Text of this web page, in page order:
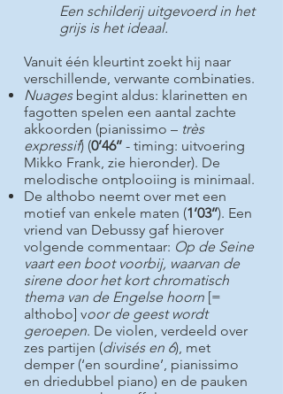
Een schilderij uitgevoerd in het
grijs is het ideaal.
Vanuit één kleurtint zoekt hij naar
verschillende, verwante combinaties.
Nuagesbegint aldus: klarinetten en
fagotten spelen een aantal zachte
akkoorden (pianissimo – très
expressif) (0’46’’ - timing: uitvoering
Mikko Frank, zie hieronder). De
melodische ontplooiing is minimaal.
De althobo neemt over met een
motief van enkele maten (1’03’’). Een
vriend van Debussy gaf hierover
volgende commentaar: Op de Seine
vaart een boot voorbij, waarvan de
sirene door het kort chromatisch
thema van de Engelse hoorn [=
althobo] voor de geest wordt
geroepen. De violen, verdeeld over
zes partijen (divisés en 6), met
demper (‘en sourdine’, pianissimo
en driedubbel piano) en de pauken